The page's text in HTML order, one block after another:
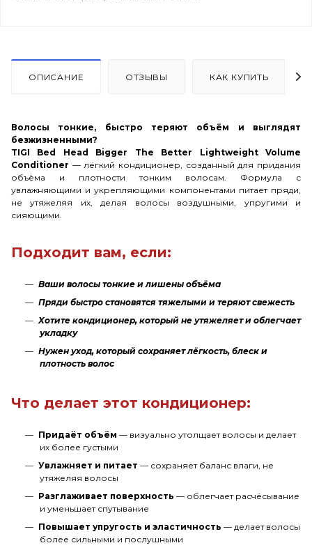
ОПИСАНИЕ ОТЗЫВЫ КАК КУПИТЬ
Волосы тонкие, быстро теряют объём и выглядят
безжизненными?
TIGI Bed Head Bigger The Better Lightweight Volume
Conditioner — лёгкий кондиционер, созданный для придания
объёма и плотности тонким волосам. Формула с
увлажняющими и укрепляющими компонентами питает пряди,
не утяжеляя их, делая волосы воздушными, упругими и
сияющими.
Подходит вам, если:
Ваши волосы тонкие и лишены объёма
Пряди быстро становятся тяжелыми и теряют свежесть
Хотите кондиционер, который не утяжеляет и облегчает
укладку
Нужен уход, который сохраняет лёгкость, блеск и
плотность волос
Что делает этот кондиционер:
Придаёт объём — визуально утолщает волосы и делает
их более густыми
Увлажняет и питает — сохраняет баланс влаги, не
утяжеляя волосы
Разглаживает поверхность — облегчает расчёсывание
и уменьшает спутывание
Повышает упругость и эластичность — делает волосы
более сильными и послушными